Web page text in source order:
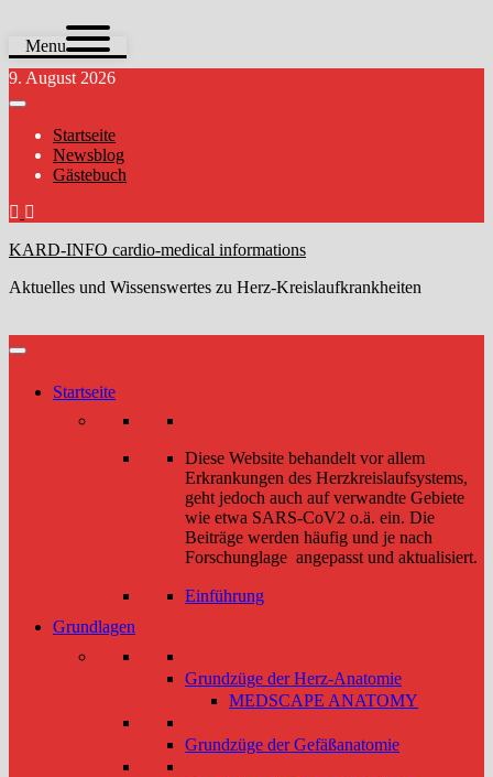
Menu
Zum
Inhalt
9. August 2026
Startseite
Newsblog
Gästebuch
KARD-INFO cardio-medical informations
Aktuelles und Wissenswertes zu Herz-Kreislaufkrankheiten
Startseite
Diese Website behandelt vor allem
Erkrankungen des Herzkreislaufsystems,
geht jedoch auch auf verwandte Gebiete
wie etwa SARS-CoV2 o.ä. ein. Die
Beiträge werden häufig und je nach
Forschunglage angepasst und aktualisiert.
Einführung
Grundlagen
Grundzüge der Herz-Anatomie
MEDSCAPE ANATOMY
Grundzüge der Gefäßanatomie